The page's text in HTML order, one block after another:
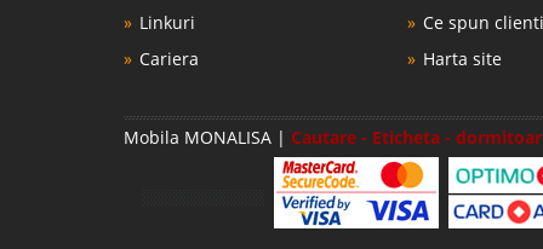
-15% Dormitor
Dormitoare Tineret si
dormitoarelor de
modelele frezate. Un
Linkuri
Cariera
Ce spun
Harta site
Mobila MONALISA | Cautare - Eticheta -